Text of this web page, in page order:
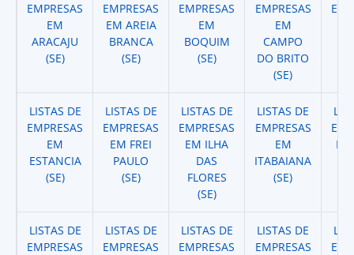
EMPRESAS
EM
ARACAJU
(SE)
EMPRESAS
EM AREIA
BRANCA
(SE)
EMPRESAS
EM
BOQUIM
(SE)
EMPRESAS
EM
CAMPO
DO BRITO
(SE)
LISTAS DE
EMPRESAS
EM
ESTANCIA
(SE)
LISTAS DE
EMPRESAS
EM FREI
PAULO
(SE)
LISTAS DE
EMPRESAS
EM ILHA
DAS
FLORES
(SE)
LISTAS DE
EMPRESAS
EM
ITABAIANA
(SE)
LISTAS DE
EMPRESAS
LISTAS DE
EMPRESAS
LISTAS DE
EMPRESAS
LISTAS DE
EMPRESAS